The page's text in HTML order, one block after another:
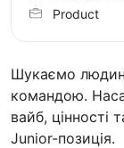
Шукаємо
командою.
вайб, цінності
Junior-позиція.
Product